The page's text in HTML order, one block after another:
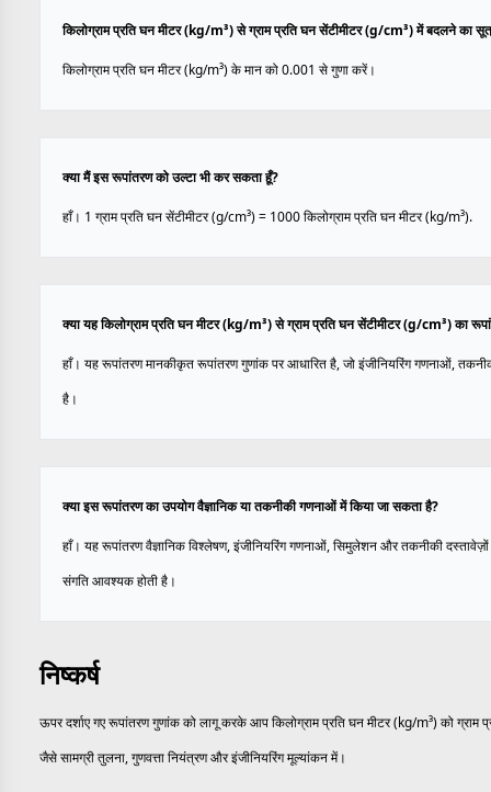
किलोग्राम प्रति घन मीटर (kg/m³) से ग्राम प्रति घन सेंटीमीटर (g/cm³) में बदलने का
किलोग्राम प्रति घन मीटर (kg/m³) के मान को 0.001 से गुणा करें।
क्या मैं इस रूपांतरण को उल्टा भी कर सकता हूँ?
हाँ। 1 ग्राम प्रति घन सेंटीमीटर (g/cm³) = 1000 किलोग्राम प्रति घन मीटर (kg/m³).
क्या यह किलोग्राम प्रति घन मीटर (kg/m³) से ग्राम प्रति घन सेंटीमीटर (g/cm³) का
हाँ। यह रूपांतरण मानकीकृत रूपांतरण गुणांक पर आधारित है, जो इंजीनियरिंग गणनाओं,
है।
क्या इस रूपांतरण का उपयोग वैज्ञानिक या तकनीकी गणनाओं में किया जा सकता है?
हाँ। यह रूपांतरण वैज्ञानिक विश्लेषण, इंजीनियरिंग गणनाओं, सिमुलेशन और तकनीकी
संगति आवश्यक होती है।
निष्कर्ष
ऊपर दर्शाए गए रूपांतरण गुणांक को लागू करके आप किलोग्राम प्रति घन मीटर (kg/m³) को ग्राम
जैसे सामग्री तुलना, गुणवत्ता नियंत्रण और इंजीनियरिंग मूल्यांकन में।